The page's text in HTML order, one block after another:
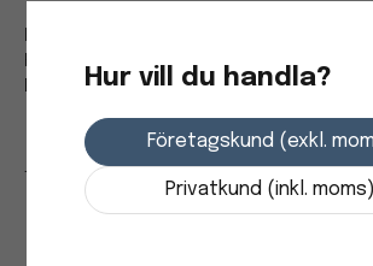
HL-L2370DN\n, HL-L2375DW\n, DCP-
DCP-L2550\dn, MFC-L2710\dn\dw, MFC-
-Kapacitet: Upp till 12 000 sido
Hur vill du handla?
Företagskund (exkl.
Privatkund (inkl. moms)